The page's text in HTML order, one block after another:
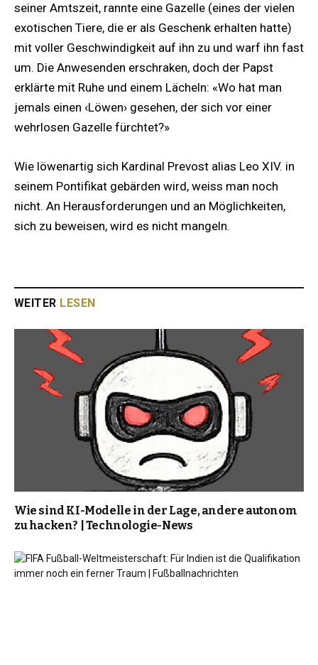
seiner Amtszeit, rannte eine Gazelle (eines der vielen
exotischen Tiere, die er als Geschenk erhalten hatte)
mit voller Geschwindigkeit auf ihn zu und warf ihn fast
um. Die Anwesenden erschraken, doch der Papst
erklärte mit Ruhe und einem Lächeln: «Wo hat man
jemals einen ‹Löwen› gesehen, der sich vor einer
wehrlosen Gazelle fürchtet?»
Wie löwenartig sich Kardinal Prevost alias Leo XIV. in
seinem Pontifikat gebärden wird, weiss man noch
nicht. An Herausforderungen und an Möglichkeiten,
sich zu beweisen, wird es nicht mangeln.
WEITER LESEN
Wie sind KI-Modelle in der Lage, andere autonom
zu hacken? | Technologie-News